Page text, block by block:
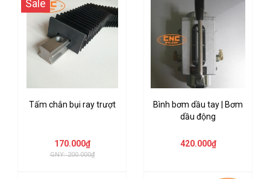
Sale
Tấm chắn bụi ray trượt
170.000₫
GNY: 200.000₫
Bình bơm dầu tay | Bơm
dầu động
420.000₫